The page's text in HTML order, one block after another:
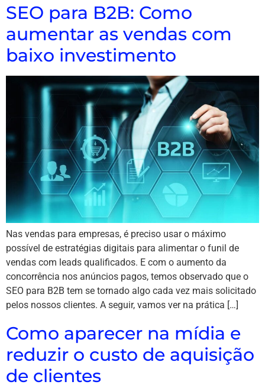
SEO para B2B: Como
aumentar as vendas com
baixo investimento
Nas vendas para empresas, é preciso usar o máximo
possível de estratégias digitais para alimentar o funil de
vendas com leads qualificados. E com o aumento da
concorrência nos anúncios pagos, temos observado que o
SEO para B2B tem se tornado algo cada vez mais solicitado
pelos nossos clientes. A seguir, vamos ver na prática […]
Como aparecer na mídia e
reduzir o custo de aquisição
de clientes